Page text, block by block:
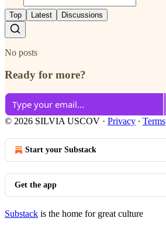
Top Latest Discussions
No posts
Ready for more?
© 2026 SILVIA USCOV · Privacy ∙ Terms
Start your Substack
Get the app
Substack is the home for great culture